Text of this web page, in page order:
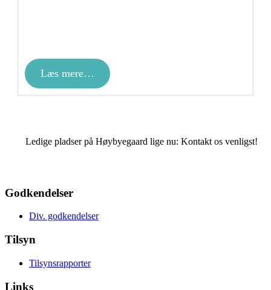
Læs mere…
Ledige pladser på Høybyegaard lige nu: Kontakt os venligst!
Godkendelser
Div. godkendelser
Tilsyn
Tilsynsrapporter
Links